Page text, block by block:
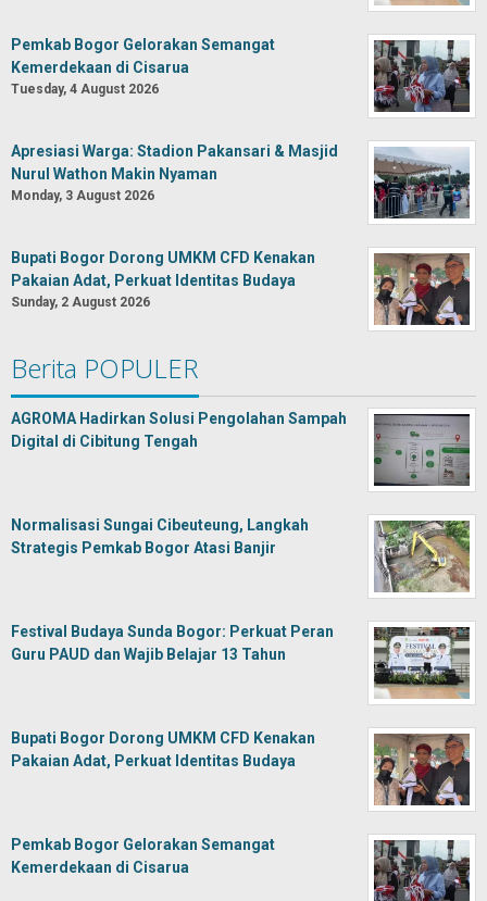
Pemkab Bogor Gelorakan Semangat
Kemerdekaan di Cisarua
Tuesday, 4 August 2026
Apresiasi Warga: Stadion Pakansari & Masjid
Nurul Wathon Makin Nyaman
Monday, 3 August 2026
Bupati Bogor Dorong UMKM CFD Kenakan
Pakaian Adat, Perkuat Identitas Budaya
Sunday, 2 August 2026
Berita POPULER
AGROMA Hadirkan Solusi Pengolahan Sampah
Digital di Cibitung Tengah
Normalisasi Sungai Cibeuteung, Langkah
Strategis Pemkab Bogor Atasi Banjir
Festival Budaya Sunda Bogor: Perkuat Peran
Guru PAUD dan Wajib Belajar 13 Tahun
Bupati Bogor Dorong UMKM CFD Kenakan
Pakaian Adat, Perkuat Identitas Budaya
Pemkab Bogor Gelorakan Semangat
Kemerdekaan di Cisarua